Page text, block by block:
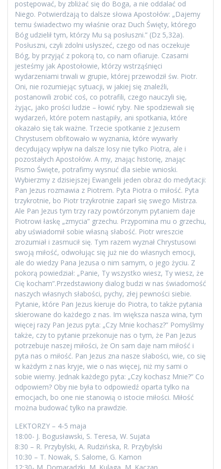
postępować, by zbliżać się do Boga, a nie oddalać od
Niego. Potwierdzają to dalsze słowa Apostołów: „Dajemy
temu świadectwo my właśnie oraz Duch Święty, którego
Bóg udzielił tym, którzy Mu są posłuszni.” (Dz 5,32a).
Posłuszni, czyli zdolni usłyszeć, czego od nas oczekuje
Bóg, by przyjąć z pokorą to, co nam ofiaruje. Czasami
jesteśmy jak Apostołowie, którzy wstrząśnięci
wydarzeniami trwali w grupie, której przewodził św. Piotr.
Oni, nie rozumiejąc sytuacji, w jakiej się znaleźli,
postanowili zrobić coś, co potrafili, czego nauczyli się,
żyjąc, jako prości ludzie – łowić ryby. Nie spodziewali się
wydarzeń, które potem nastąpiły, ani spotkania, które
okazało się tak ważne. Trzecie spotkanie z Jezusem
Chrystusem obfitowało w wyznania, które wywarły
decydujący wpływ na dalsze losy nie tylko Piotra, ale i
pozostałych Apostołów. A my, znając historię, znając
Pismo Święte, potrafimy wysnuć dla siebie wnioski.
Wybierzmy z dzisiejszej Ewangelii jeden obraz do medytacji:
Pan Jezus rozmawia z Piotrem. Pyta Piotra o miłość. Pyta
trzykrotnie, bo Piotr trzykrotnie zaparł się swego Mistrza.
Ale Pan Jezus tym trzy razy powtórzonym pytaniem daje
Piotrowi łaskę „zmycia” grzechu. Przypomina mu o grzechu,
aby uświadomił sobie własną słabość. Piotr wreszcie
zrozumiał i zasmucił się. Tym razem wyznał Chrystusowi
swoją miłość, odwołując się już nie do własnych emocji,
ale do wiedzy Pana Jezusa o nim samym, o jego życiu. Z
pokorą powiedział: „Panie, Ty wszystko wiesz, Ty wiesz, że
Cię kocham”.Przedstawiony dialog budzi w nas świadomość
naszych własnych słabości, pychy, złej pewności siebie.
Pytanie, które Pan Jezus kieruje do Piotra, to także pytania
skierowane do każdego z nas. Im większa nasza wina, tym
więcej razy Pan Jezus pyta: „Czy Mnie kochasz?” Pomyślmy
także, czy to pytanie przekonuje nas o tym, że Pan Jezus
potrzebuje naszej miłości, że On sam daje nam miłość i
pyta nas o miłość. Pan Jezus zna nasze słabości, wie, co się
w każdym z nas kryje, wie o nas więcej, niż my sami o
sobie wiemy. Jednak każdego pyta: „Czy kochasz Mnie?” Co
odpowiem? Oby nie była to odpowiedź oparta tylko na
emocjach, bo one nie stanowią o istocie miłości. Miłość
można budować tylko na prawdzie.
LEKTORZY – 4-5 maja
18:00- J. Bogusławski, S. Teresa, W. Sujata
8:30 – R. Przybylski, A. Rudzińska, R. Przybylski
10:30 – T. Nowak, S. Salome, G. Kamon